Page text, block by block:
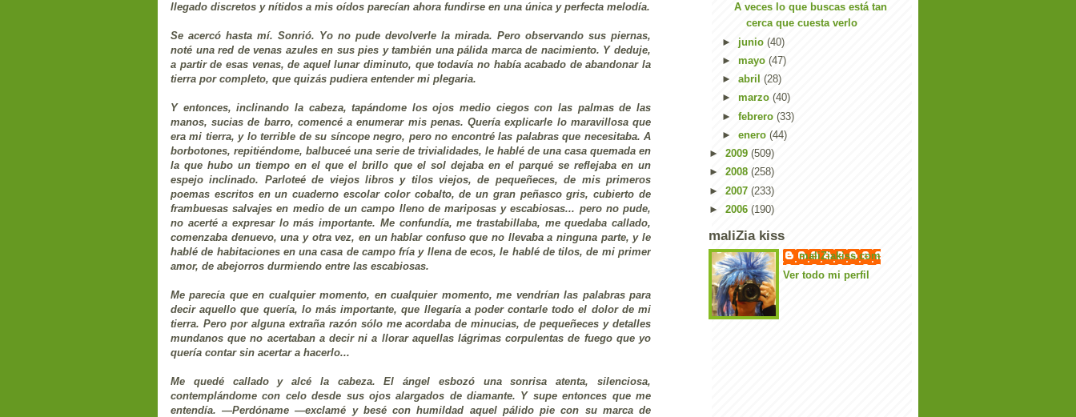
llegado discretos y nítidos a mis oídos parecían ahora fundirse en una única y perfecta melodía.
Se acercó hasta mí. Sonrió. Yo no pude devolverle la mirada. Pero observando sus piernas,
noté una red de venas azules en sus pies y también una pálida marca de nacimiento. Y deduje,
a partir de esas venas, de aquel lunar diminuto, que todavía no había acabado de abandonar la
tierra por completo, que quizás pudiera entender mi plegaria.
Y entonces, inclinando la cabeza, tapándome los ojos medio ciegos con las palmas de las
manos, sucias de barro, comencé a enumerar mis penas. Quería explicarle lo maravillosa que
era mi tierra, y lo terrible de su síncope negro, pero no encontré las palabras que necesitaba. A
borbotones, repitiéndome, balbuceé una serie de trivialidades, le hablé de una casa quemada en
la que hubo un tiempo en el que el brillo que el sol dejaba en el parqué se reflejaba en un
espejo inclinado. Parloteé de viejos libros y tilos viejos, de pequeñeces, de mis primeros
poemas escritos en un cuaderno escolar color cobalto, de un gran peñasco gris, cubierto de
frambuesas salvajes en medio de un campo lleno de mariposas y escabiosas... pero no pude,
no acerté a expresar lo más importante. Me confundía, me trastabillaba, me quedaba callado,
comenzaba denuevo, una y otra vez, en un hablar confuso que no llevaba a ninguna parte, y le
hablé de habitaciones en una casa de campo fría y llena de ecos, le hablé de tilos, de mi primer
amor, de abejorros durmiendo entre las escabiosas.
Me parecía que en cualquier momento, en cualquier momento, me vendrían las palabras para
decir aquello que quería, lo más importante, que llegaría a poder contarle todo el dolor de mi
tierra. Pero por alguna extraña razón sólo me acordaba de minucias, de pequeñeces y detalles
mundanos que no acertaban a decir ni a llorar aquellas lágrimas corpulentas de fuego que yo
quería contar sin acertar a hacerlo...
Me quedé callado y alcé la cabeza. El ángel esbozó una sonrisa atenta, silenciosa,
contemplándome con celo desde sus ojos alargados de diamante. Y supe entonces que me
entendía. —Perdóname —exclamé y besé con humildad aquel pálido pie con su marca de
A veces lo que buscas está tan
cerca que cuesta verlo
► junio (40)
► mayo (47)
► abril (28)
► marzo (40)
► febrero (33)
► enero (44)
► 2009 (509)
► 2008 (258)
► 2007 (233)
► 2006 (190)
maliZia kiss
maliZiakiss.com
Ver todo mi perfil